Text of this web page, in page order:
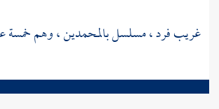
غريب فرد ، مسلسل بالمحمدين ، وهم خمسة